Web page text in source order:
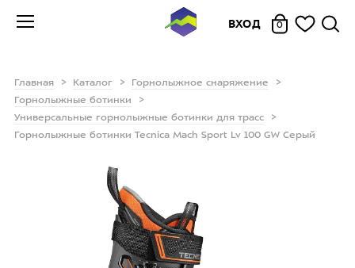
ВХОД 0
Главная Каталог
Горнолыжное снаряжение
Горнолыжные ботинки
Универсальные горнолыжные ботинки для трасс
Горнолыжные ботинки Tecnica Mach Sport Lv 100 GW Серый